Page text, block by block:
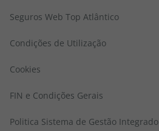
Seguros Web Top Atlântico
Condições de Utilização
Cookies
FIN e Condições Gerais
Politica Sistema de Gestão Integrado